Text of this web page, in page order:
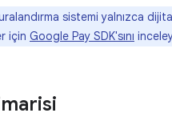
sistemi yalnızca
için Google Pay SDK'sını